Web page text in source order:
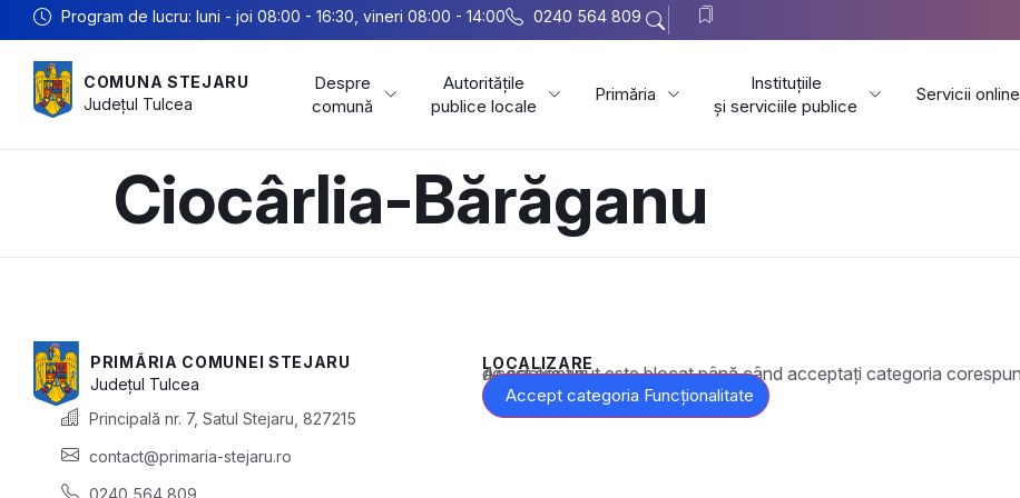
Program de lucru: luni - joi 08:00 - 16:30, vineri 08:00 - 14:00 0240 564 809
COMUNA STEJARU
Județul Tulcea
Despre
comună
Autoritățile
publice locale
Primăria
Instituțiile
și serviciile publice
Servicii online
Ciocârlia-Bărăganu
PRIMĂRIA COMUNEI STEJARU
Județul Tulcea
Principală nr. 7, Satul Stejaru, 827215
contact@primaria-stejaru.ro
0240 564 809
LOCALIZARE
Acest conținut este blocat până când acceptați categoria corespunzătoare de cookie-uri.
Accept categoria Funcționalitate